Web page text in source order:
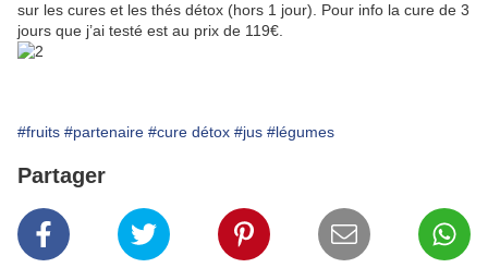
sur les cures et les thés détox (hors 1 jour). Pour info la cure de 3
jours que j’ai testé est au prix de 119€.
#fruits #partenaire #cure détox #jus #légumes
Partager